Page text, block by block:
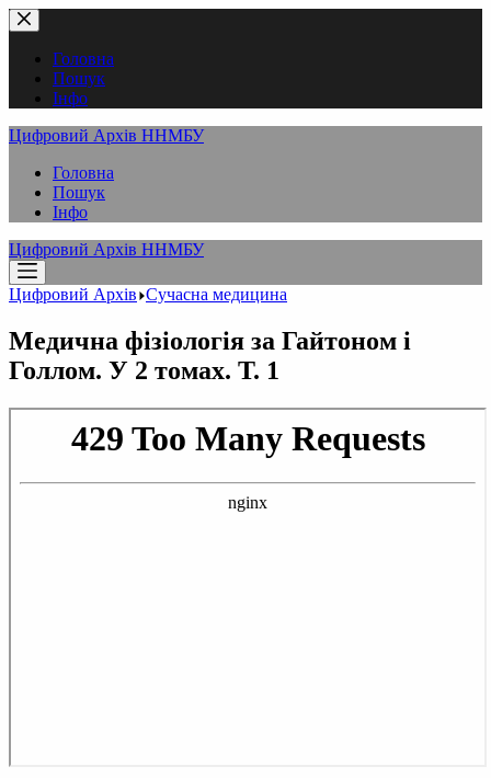
Перейти
до
вмістуГоловна
Пошук
Інфо
Цифровий Архів ННМБУ
Головна
Пошук
Інфо
Цифровий Архів ННМБУ
Цифровий Архів Сучасна медицина
Медична фізіологія за Гайтоном і
Голлом. У 2 томах. Т. 1